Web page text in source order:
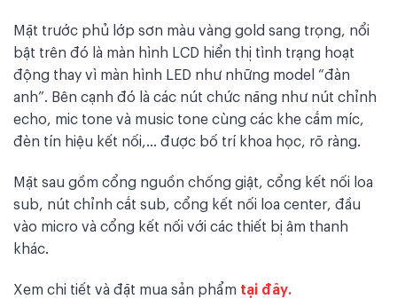
Mặt trước phủ lớp sơn màu vàng gold sang trọng, nổi
bật trên đó là màn hình LCD hiển thị tình trạng hoạt
động thay vì màn hình LED như những model “đàn
anh”. Bên cạnh đó là các nút chức năng như nút chỉnh
echo, mic tone và music tone cùng các khe cắm míc,
đèn tín hiệu kết nối,… được bố trí khoa học, rõ ràng.
Mặt sau gồm cổng nguồn chống giật, cổng kết nối loa
sub, nút chỉnh cắt sub, cổng kết nối loa center, đầu
vào micro và cổng kết nối với các thiết bị âm thanh
khác.
Xem chi tiết và đặt mua sản phẩm tại đây.